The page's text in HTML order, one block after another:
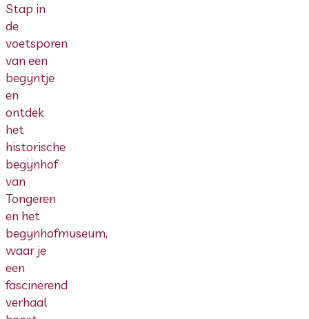
Stap in
de
voetsporen
van een
begijntje
en
ontdek
het
historische
begijnhof
van
Tongeren
en het
begijnhofmuseum,
waar je
een
fascinerend
verhaal